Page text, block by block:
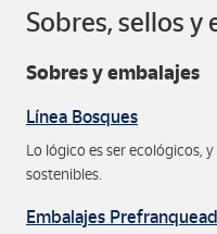
Sobres, sellos y
Sobres y embalajes
Línea Bosques
Lo lógico es ser ecológicos,
sostenibles.
Embalajes